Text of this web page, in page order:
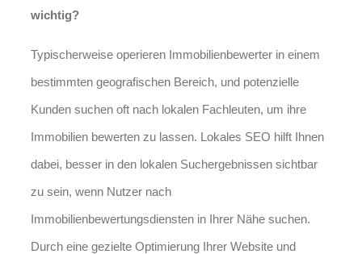
wichtig?
Typischerweise operieren Immobilienbewerter in einem
bestimmten geografischen Bereich, und potenzielle
Kunden suchen oft nach lokalen Fachleuten, um ihre
Immobilien bewerten zu lassen. Lokales SEO hilft Ihnen
dabei, besser in den lokalen Suchergebnissen sichtbar
zu sein, wenn Nutzer nach
Immobilienbewertungsdiensten in Ihrer Nähe suchen.
Durch eine gezielte Optimierung Ihrer Website und